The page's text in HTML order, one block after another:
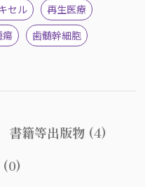
セル
再生医療
瘍
歯髄幹細胞
書籍等出版物 (4)
(0)